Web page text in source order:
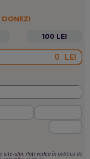
DONEZI
100 LEI
LEI
site-ului. Poți vedea în politica de